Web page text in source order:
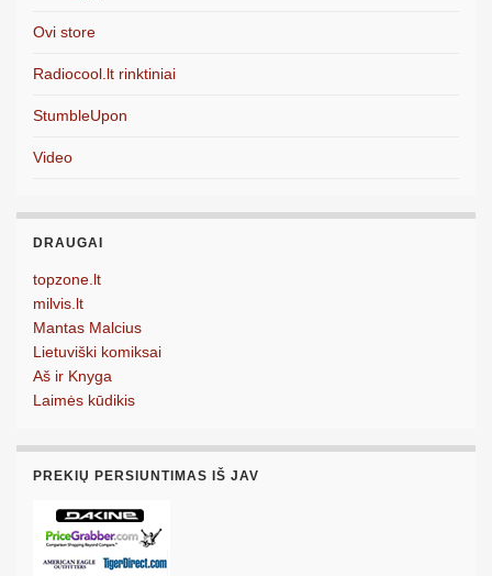
Ovi store
Radiocool.lt rinktiniai
StumbleUpon
Video
DRAUGAI
topzone.lt
milvis.lt
Mantas Malcius
Lietuviški komiksai
Aš ir Knyga
Laimės kūdikis
PREKIŲ PERSIUNTIMAS IŠ JAV